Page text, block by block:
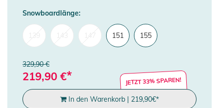
Snowboardlänge:
151 155
329,90 €
219,90 €* JETZT 33% SPAREN!
In den Warenkorb | 219,90€*